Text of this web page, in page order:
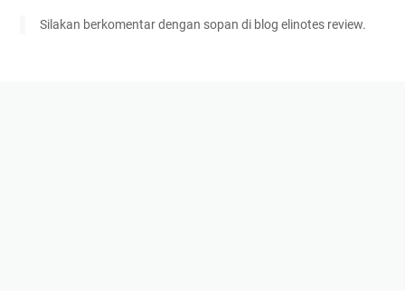
Silakan berkomentar dengan sopan di blog elinotes review.